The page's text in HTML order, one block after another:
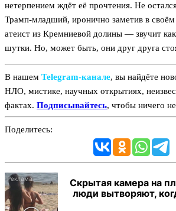
нетерпением ждёт её прочтения. Не
Трамп-младший, иронично заметив в
атеист из Кремниевой долины — звучит
шутки. Но, может быть, они друг друга
В нашем Telegram‑канале, вы найдёте
НЛО, мистике, научных открытиях,
фактах. Подписывайтесь, чтобы ничего
Поделитесь:
Скрытая камера на
люди вытворяют,